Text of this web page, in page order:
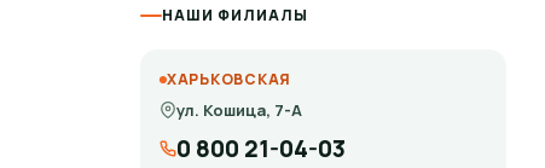
НАШИ ФИЛИАЛЫ
ХАРЬКОВСКАЯ
ул. Кошица, 7-А
0 800 21-04-03